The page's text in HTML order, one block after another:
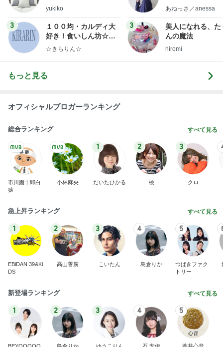
ep Life Simple◆〜イ
yukiko
3
１００均・カルディ大
好き！食いしん坊☆き
らりん☆のブログ
☆きらりん☆
little
あねっさ／anessa
3
美人になれる、た
んの魔法
hiromi
もっと見る
オフィシャルブロガーランキング
総合ランキング すべて見る
市川團十郎白
猿
小林麻央
1
だいたひかる
2
桃
3
クロ
急上昇ランキング すべて見る
1
EBiDAN 39&Ki
DS
2
高山善廣
3
こいたん
4
島倉りか
5
つばきファク
トリー
新登場ランキング すべて見る
1 2 3 4 5